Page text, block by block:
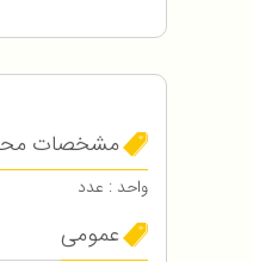
مشخصات
واحد : عدد
عمومی